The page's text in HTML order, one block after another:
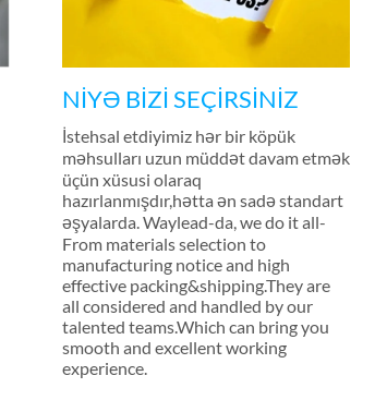
NİYƏ BİZİ SEÇİRSİNİZ
İstehsal etdiyimiz hər bir köpük
məhsulları uzun müddət davam etmək
üçün xüsusi olaraq
hazırlanmışdır,hətta ən sadə standart
əşyalarda. Waylead-da,we do it all-
From materials selection to
manufacturing notice and high
effective packing&shipping.They are
all considered and handled by our
talented teams.Which can bring you
smooth and excellent working
experience.